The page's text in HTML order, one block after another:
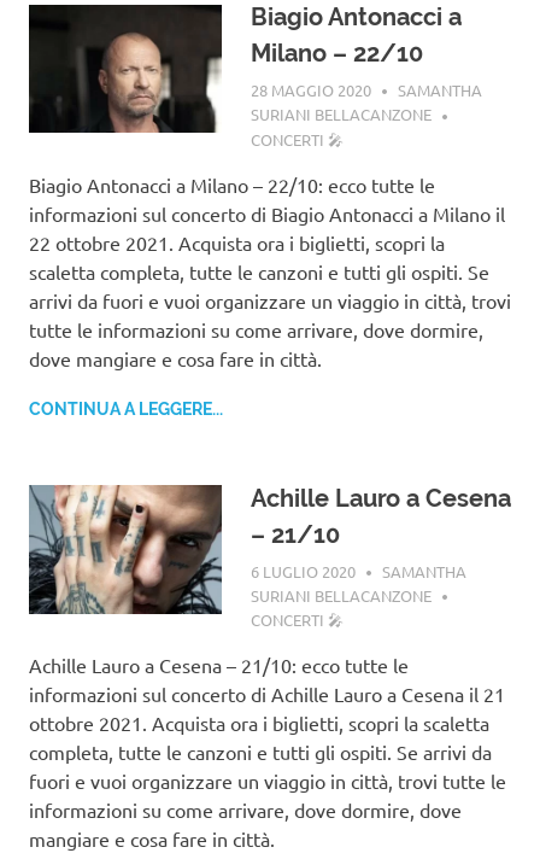
Biagio Antonacci a
Milano – 22/10
28 MAGGIO 2020
SAMANTHA
SURIANI BELLACANZONE
CONCERTI 🎤
Biagio Antonacci a Milano – 22/10: ecco tutte le
informazioni sul concerto di Biagio Antonacci a Milano il
22 ottobre 2021. Acquista ora i biglietti, scopri la
scaletta completa, tutte le canzoni e tutti gli ospiti. Se
arrivi da fuori e vuoi organizzare un viaggio in città, trovi
tutte le informazioni su come arrivare, dove dormire,
dove mangiare e cosa fare in città.
CONTINUA A LEGGERE...
Achille Lauro a Cesena
– 21/10
6 LUGLIO 2020
SAMANTHA
SURIANI BELLACANZONE
CONCERTI 🎤
Achille Lauro a Cesena – 21/10: ecco tutte le
informazioni sul concerto di Achille Lauro a Cesena il 21
ottobre 2021. Acquista ora i biglietti, scopri la scaletta
completa, tutte le canzoni e tutti gli ospiti. Se arrivi da
fuori e vuoi organizzare un viaggio in città, trovi tutte le
informazioni su come arrivare, dove dormire, dove
mangiare e cosa fare in città.